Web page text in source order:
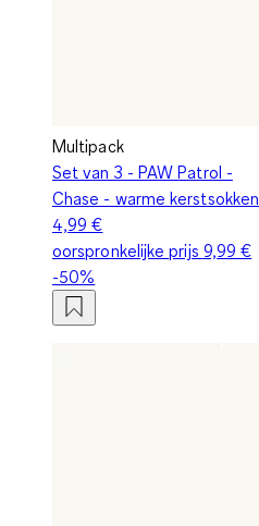
Multipack
Set van 3 - PAW Patrol -
Chase - warme kerstsokken
4,99 €
oorspronkelijke prijs 9,99 €
-50%